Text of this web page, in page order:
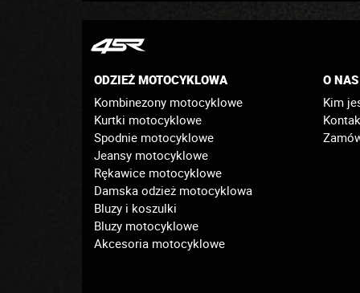
ODZIEŻ MOTOCYKLOWA
Kombinezony motocyklowe
Kurtki motocyklowe
Spodnie motocyklowe
Jeansy motocyklowe
Rękawice motocyklowe
Damska odzież motocyklowa
Bluzy i koszulki
Bluzy motocyklowe
Akcesoria motocyklowe
O NAS
Kim